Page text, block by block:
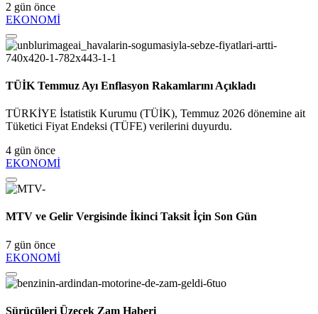
2 gün önce
EKONOMİ
TÜİK Temmuz Ayı Enflasyon Rakamlarını Açıkladı
TÜRKİYE İstatistik Kurumu (TÜİK), Temmuz 2026 dönemine ait
Tüketici Fiyat Endeksi (TÜFE) verilerini duyurdu.
4 gün önce
EKONOMİ
MTV ve Gelir Vergisinde İkinci Taksit İçin Son Gün
7 gün önce
EKONOMİ
Sürücüleri Üzecek Zam Haberi